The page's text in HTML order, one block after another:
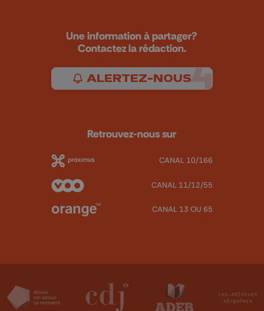
Une information à partager?
Contactez la rédaction.
ALERTEZ-NOUS
Retrouvez-nous sur
CANAL 10/166
CANAL 11/12/55
CANAL 13 OU 65